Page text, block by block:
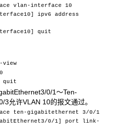
vlan-interface 10
ipv6 address
quit
view
quit
0/1～Ten-
3允许VLAN 10的报文通过。
ten-gigabitethernet 3/0/1
0/1] port link-